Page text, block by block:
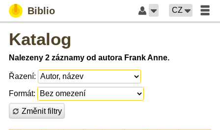
Biblio CZ
Katalog
Nalezeny 2 záznamy od autora Frank Anne.
Řazení:
Formát:
Změnit filtry